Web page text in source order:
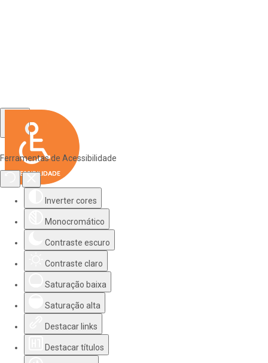
Ferramentas de Acessibilidade
Inverter cores
Monocromático
Contraste escuro
Contraste claro
Saturação baixa
Saturação alta
Destacar links
Destacar títulos